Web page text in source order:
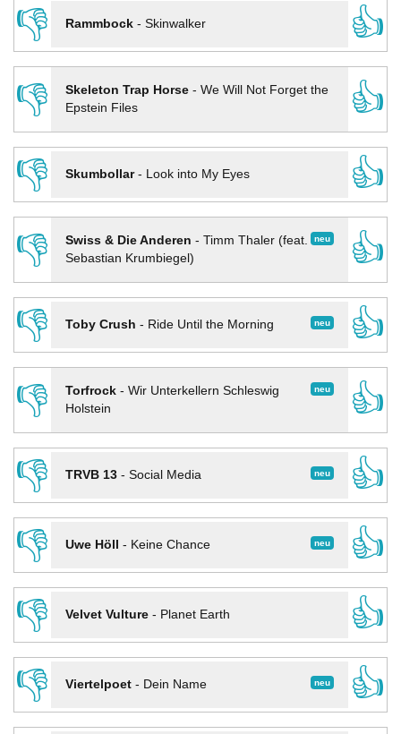
👎
Rammbock- Skinwalker
👍
👎
Skeleton Trap Horse- We Will Not Forget the
Epstein Files
👍
👎
Skumbollar- Look into My Eyes
👍
👎
neu
Swiss & Die Anderen - Timm Thaler (feat.
Sebastian Krumbiegel)
👍
👎
neu
Toby Crush - Ride Until the Morning
👍
👎
neu
Torfrock- Wir Unterkellern Schleswig
Holstein
👍
👎
neu
TRVB 13- Social Media
👍
👎
neu
Uwe Höll - Keine Chance
👍
👎
Velvet Vulture- Planet Earth
👍
👎
neu
Viertelpoet- Dein Name
👍